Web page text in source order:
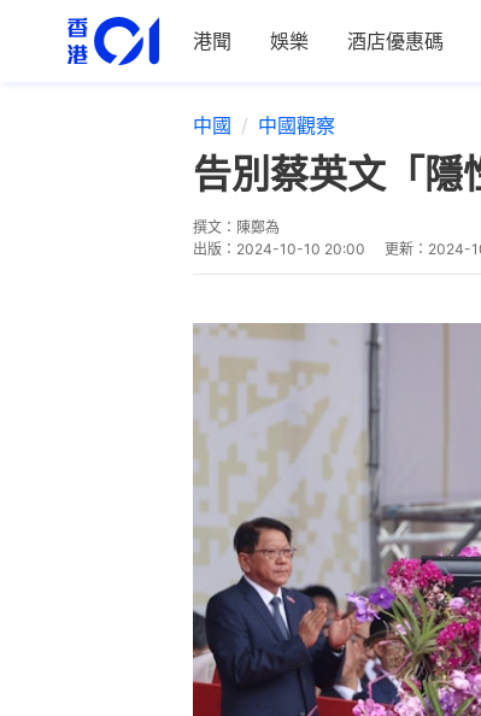
港聞 娛樂 酒店優惠碼
中國 中國觀察
告別蔡英文「
撰文： 陳鄭為
出版： 2024-10-10 20:00 更新： 2024-